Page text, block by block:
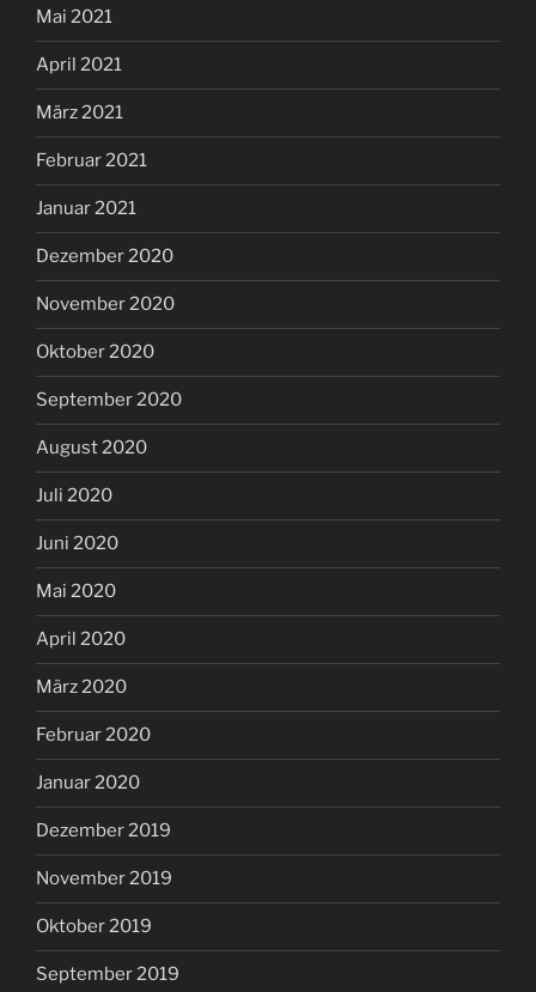
Mai 2021
April 2021
März 2021
Februar 2021
Januar 2021
Dezember 2020
November 2020
Oktober 2020
September 2020
August 2020
Juli 2020
Juni 2020
Mai 2020
April 2020
März 2020
Februar 2020
Januar 2020
Dezember 2019
November 2019
Oktober 2019
September 2019